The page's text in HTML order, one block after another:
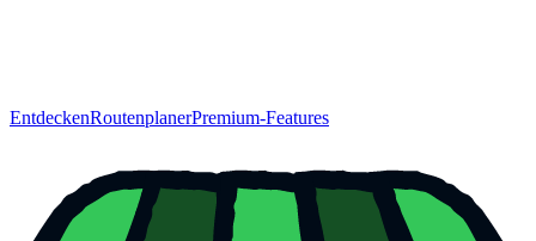
EntdeckenRoutenplanerPremium-Features